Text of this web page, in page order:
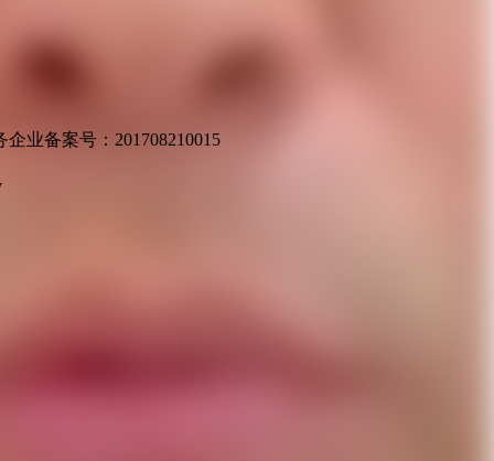
业备案号：201708210015